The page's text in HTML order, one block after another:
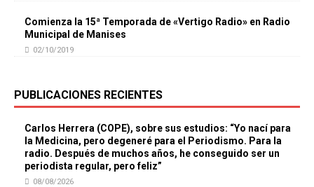
Comienza la 15ª Temporada de «Vertigo Radio» en Radio
Municipal de Manises
02/10/2019
PUBLICACIONES RECIENTES
Carlos Herrera (COPE), sobre sus estudios: “Yo nací para
la Medicina, pero degeneré para el Periodismo. Para la
radio. Después de muchos años, he conseguido ser un
periodista regular, pero feliz”
08/08/2026